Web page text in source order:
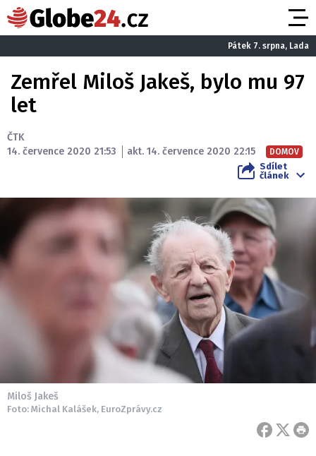
Pátek 7. srpna, Lada
Zemřel Miloš Jakeš, bylo mu 97
let
ČTK
14. července 2020 21:53
akt. 14. července 2020 22:15 DOMOV
Sdílet
článek
Miloš Jakeš
Foto: Michal Kalášek, EuroZprávy.cz